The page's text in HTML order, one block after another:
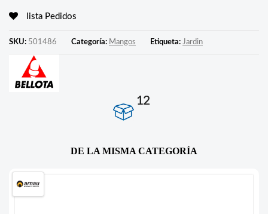
lista Pedidos
SKU: 501486 Categoría: Mangos Etiqueta: Jardin
12
DE LA MISMA CATEGORÍA